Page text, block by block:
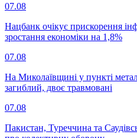
07.08
Нацбанк очікує прискорення
зростання економіки на 1,8%
07.08
На Миколаївщині у пункті
загиблий, двоє травмовані
07.08
Пакистан, Туреччина та